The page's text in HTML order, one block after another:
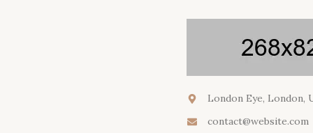
London Eye, London,
contact@website.com